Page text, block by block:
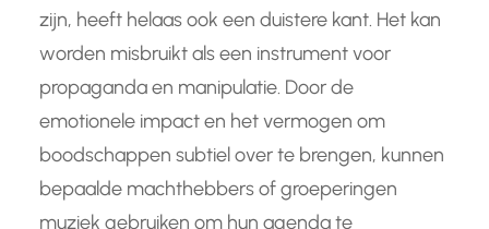
zijn, heeft helaas ook een duistere kant. Het kan
worden misbruikt als een instrument voor
propaganda en manipulatie. Door de
emotionele impact en het vermogen om
boodschappen subtiel over te brengen, kunnen
bepaalde machthebbers of groeperingen
muziek gebruiken om hun agenda te